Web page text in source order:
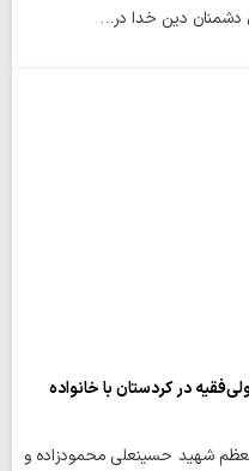
دشمنان دین خدا در…
در کردستان با خانواده
معظم شهید حسینعلی محمودزاده و